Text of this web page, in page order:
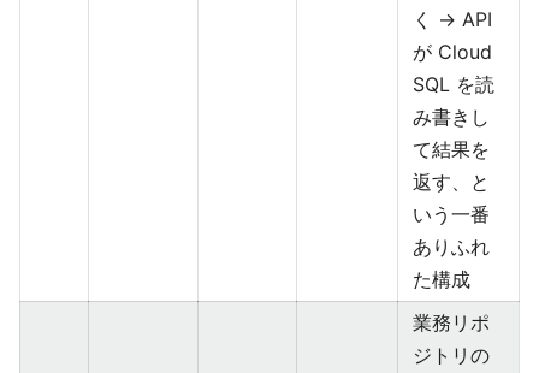
く → API
が Cloud
SQL を読
み書きし
て結果を
返す、と
いう一番
ありふれ
た構成
業務リポ
ジトリの